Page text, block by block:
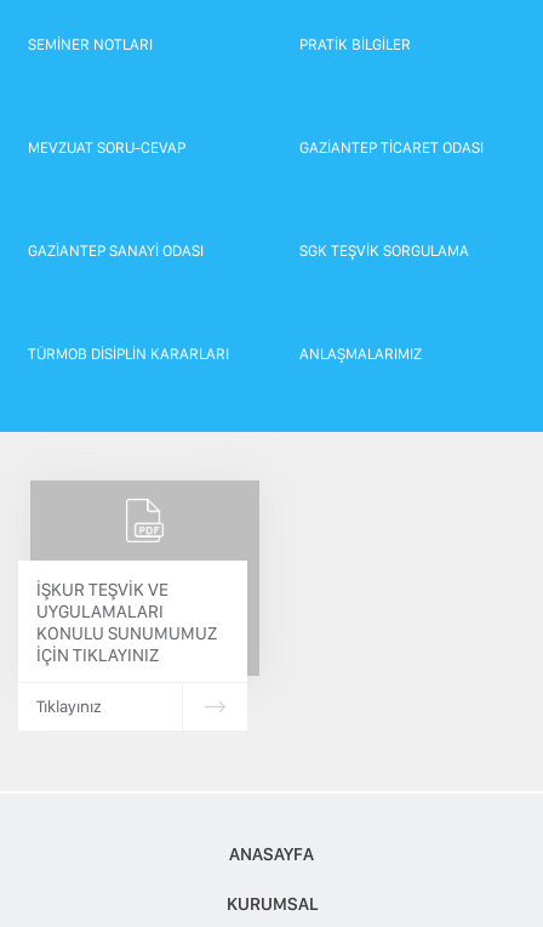
Üye İşlemleri
SEMİNER NOTLARI PRATİK BİLGİLER
MEVZUAT SORU-CEVAP GAZİANTEP TİCARET ODASI
GAZİANTEP SANAYİ ODASI SGK TEŞVİK SORGULAMA
TÜRMOB DİSİPLİN KARARLARI ANLAŞMALARIMIZ
İŞKUR TEŞVİK VE
UYGULAMALARI
KONULU SUNUMUMUZ
İÇİN TIKLAYINIZ
Tıklayınız
ANASAYFA
KURUMSAL